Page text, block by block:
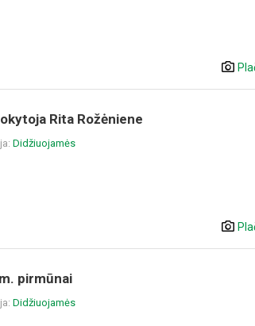
Rita Rožėniene
Didžiuojamės
pirmūnai
Didžiuojamės